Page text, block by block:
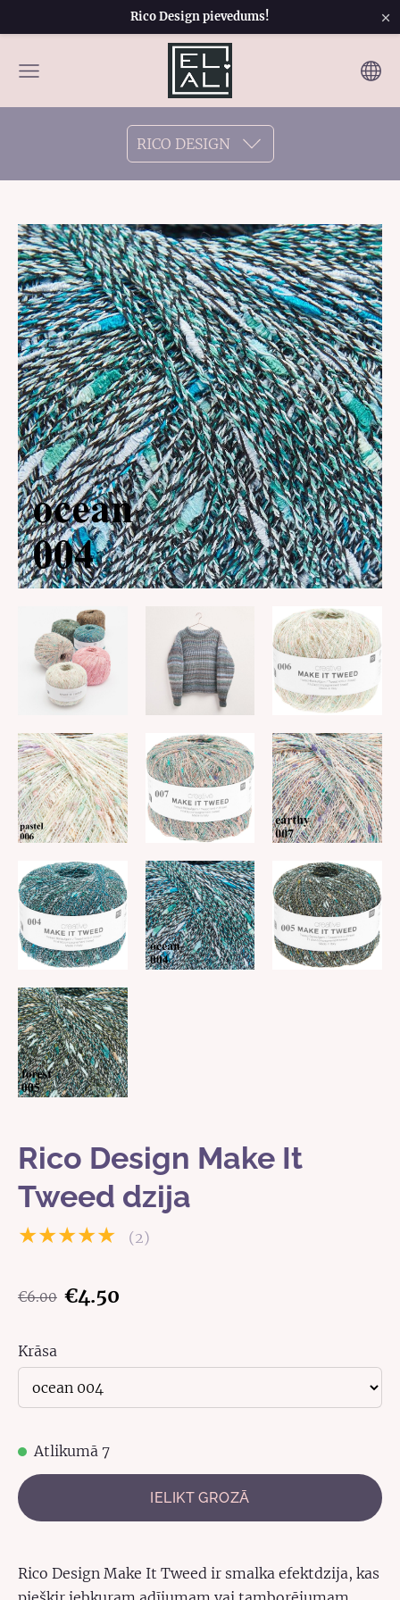
Rico Design pievedums! ×
RICO DESIGN
Rico Design Make It
Tweed dzija
★★★★★ (2)
€6.00 €4.50
Krāsa
Atlikumā 7
IELIKT GROZĀ
Rico Design Make It Tweed ir smalka efektdzija, kas